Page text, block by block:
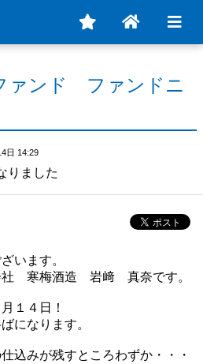
ァンド ファンドニ
日 14:29
りました
います。
寒梅酒造 岩﨑 真奈です。
１４日！
になります。
込みが残すところわずか・・・